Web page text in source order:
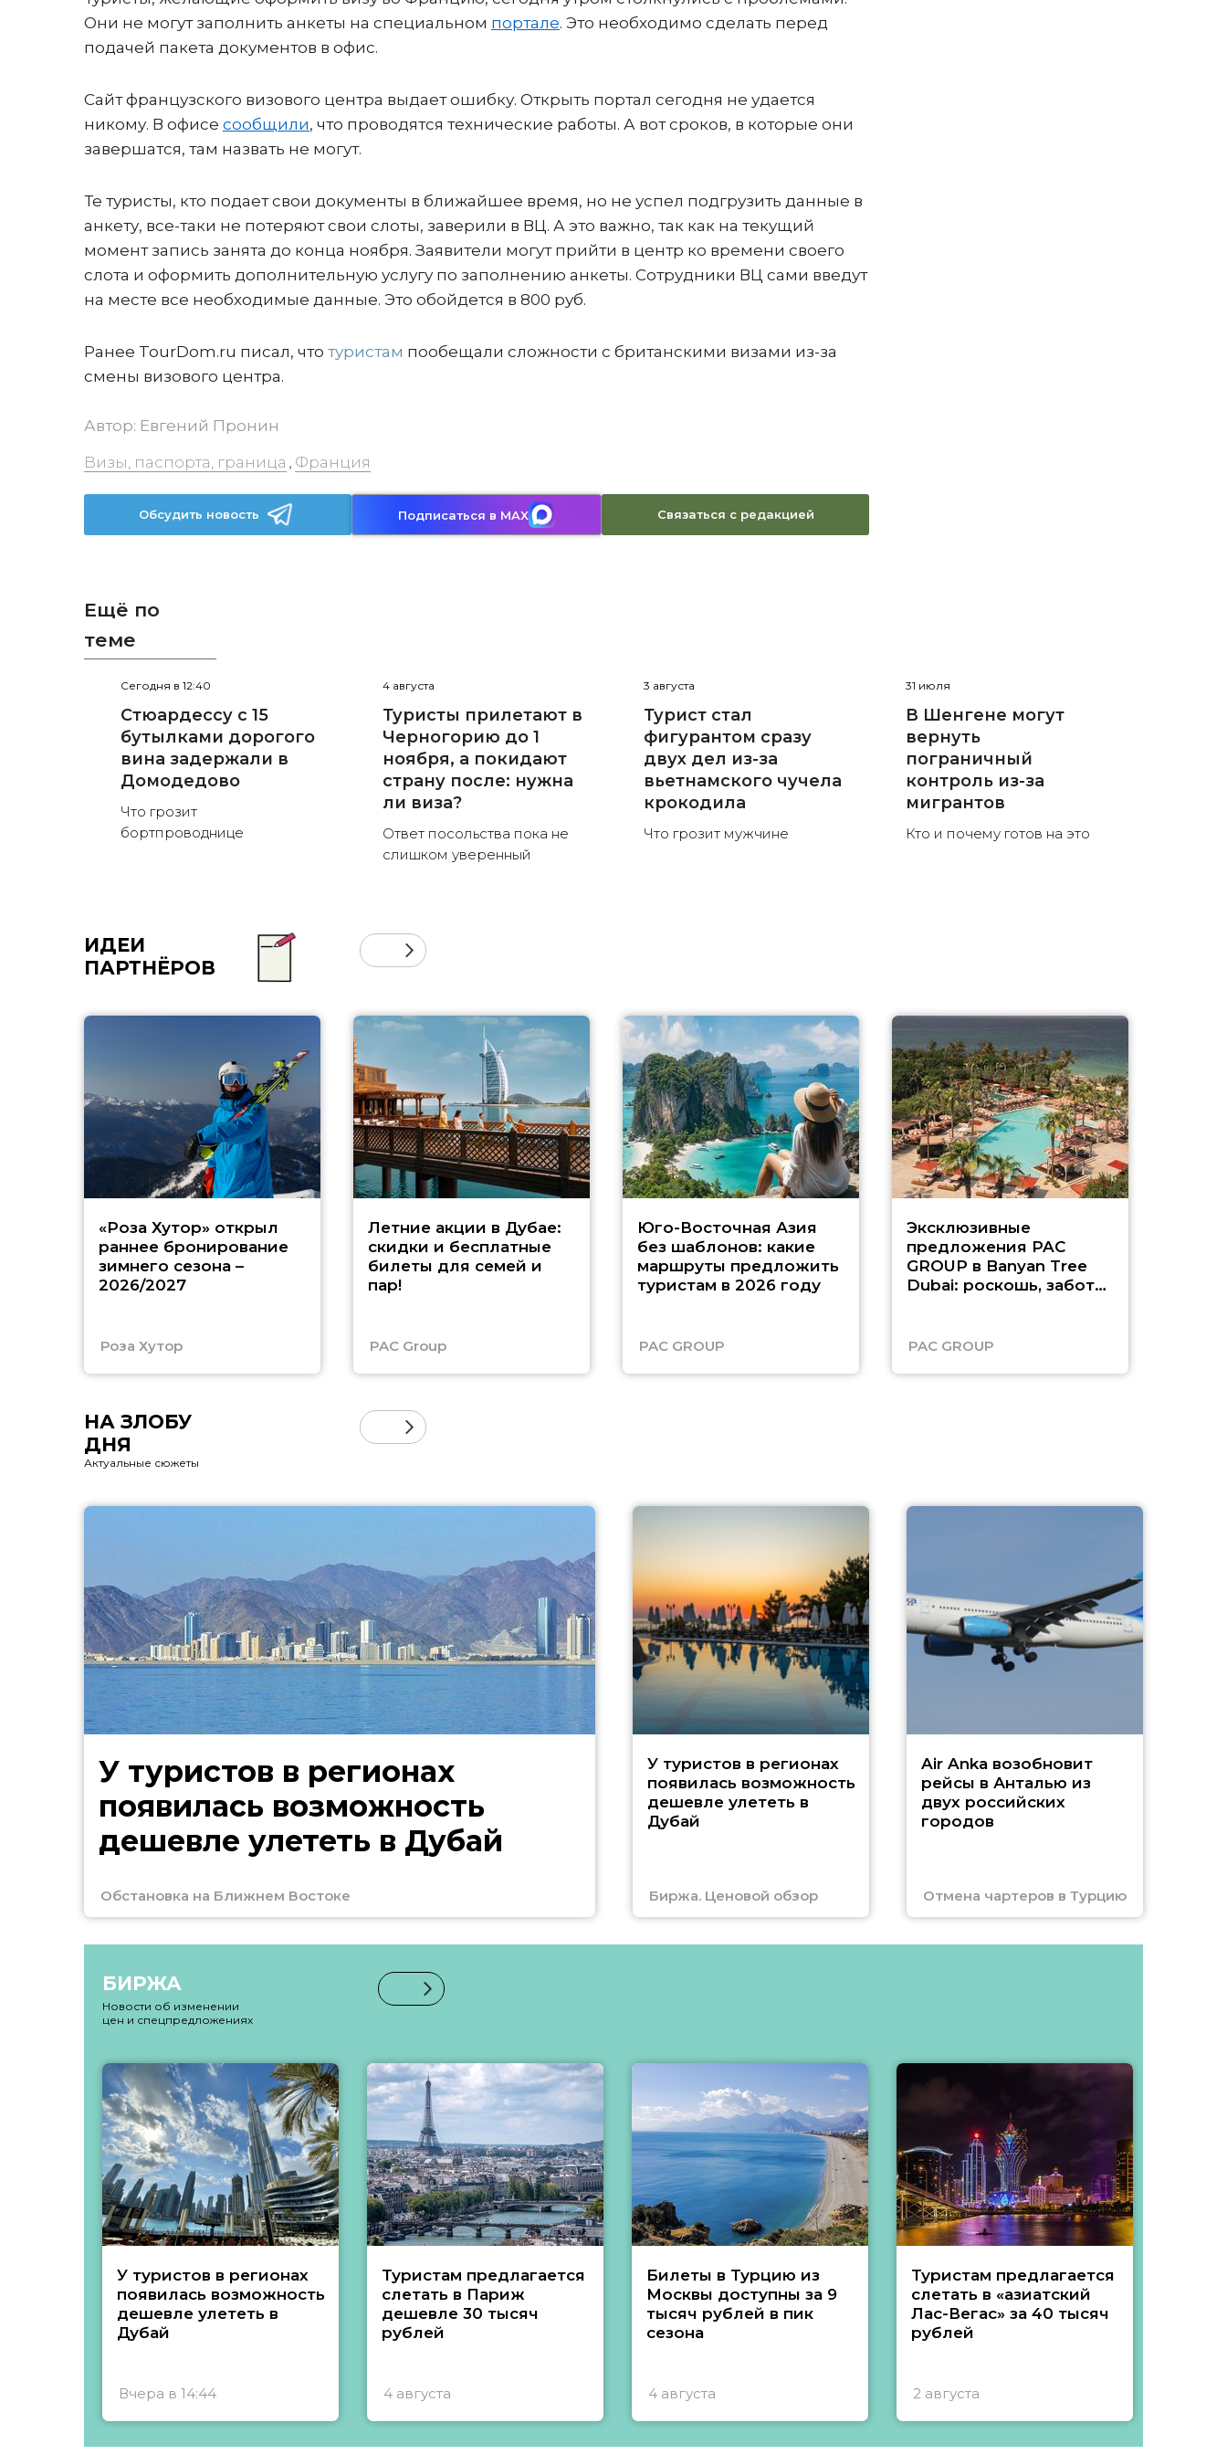
Они не могут заполнить анкеты на специальном портале. Это необходимо сделать перед
подачей пакета документов в офис.
Сайт французского визового центра выдает ошибку. Открыть портал сегодня не удается
никому. В офисе сообщили, что проводятся технические работы. А вот сроков, в которые они
завершатся, там назвать не могут.
Те туристы, кто подает свои документы в ближайшее время, но не успел подгрузить данные в
анкету, все-таки не потеряют свои слоты, заверили в ВЦ. А это важно, так как на текущий
момент запись занята до конца ноября. Заявители могут прийти в центр ко времени своего
слота и оформить дополнительную услугу по заполнению анкеты. Сотрудники ВЦ сами введут
на месте все необходимые данные. Это обойдется в 800 руб.
Ранее TourDom.ru писал, что туристам пообещали сложности с британскими визами из-за
смены визового центра.
Автор: Евгений Пронин
Визы, паспорта, граница , Франция
Обсудить новость Подписаться в MAX Связаться с редакцией
Ещё по
теме
Сегодня в 12:40
Стюардессу с 15
бутылками дорогого
вина задержали в
Домодедово
Что грозит
бортпроводнице
4 августа
Туристы прилетают в
Черногорию до 1
ноября, а покидают
страну после: нужна
ли виза?
Ответ посольства пока не
слишком уверенный
3 августа
Турист стал
фигурантом сразу
двух дел из-за
вьетнамского чучела
крокодила
Что грозит мужчине
31 июля
В Шенгене могут
вернуть
пограничный
контроль из-за
мигрантов
Кто и почему готов на это
ИДЕИ
ПАРТНЁРОВ
«Роза Хутор» открыл
раннее бронирование
зимнего сезона –
2026/2027
Роза Хутор
Летние акции в Дубае:
скидки и бесплатные
билеты для семей и
пар!
PAC Group
Юго-Восточная Азия
без шаблонов: какие
маршруты предложить
туристам в 2026 году
PAC GROUP
Эксклюзивные
предложения PAC
GROUP в Banyan Tree
Dubai: роскошь, забота
PAC GROUP
НА ЗЛОБУ
ДНЯ
Актуальные сюжеты
У туристов в регионах
появилась возможность
дешевле улететь в Дубай
Обстановка на Ближнем Востоке
У туристов в регионах
появилась возможность
дешевле улететь в
Дубай
Биржа. Ценовой обзор
Air Anka возобновит
рейсы в Анталью из
двух российских
городов
Отмена чартеров в Турцию
БИРЖА
Новости об изменении
цен и спецпредложениях
У туристов в регионах
появилась возможность
дешевле улететь в
Дубай
Вчера в 14:44
Туристам предлагается
слетать в Париж
дешевле 30 тысяч
рублей
4 августа
Билеты в Турцию из
Москвы доступны за 9
тысяч рублей в пик
сезона
4 августа
Туристам предлагается
слетать в «азиатский
Лас-Вегас» за 40 тысяч
рублей
2 августа